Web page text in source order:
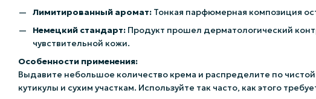
Лимитированный аромат: Тонкая парфюмерная композиция
Немецкий стандарт: Продукт прошел дерматологический
чувствительной кожи.
Особенности применения:
Выдавите небольшое количество крема и распределите по
кутикулы и сухим участкам. Используйте так часто, как этого